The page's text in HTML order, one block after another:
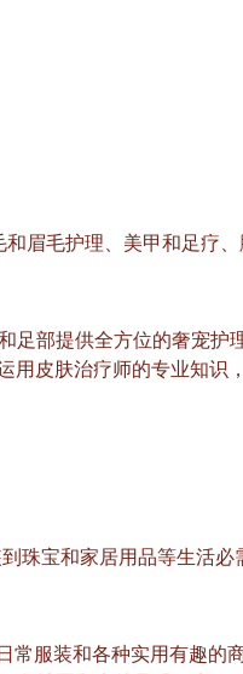
眉毛护理、美甲和足疗
足部提供全方位的奢宠
用皮肤治疗师的专业知识
珠宝和家居用品等生活必
常服装和各种实用有趣的